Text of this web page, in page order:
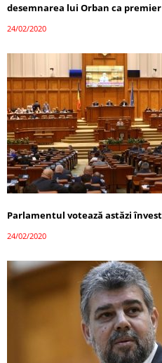
desemnarea lui Orban ca premier
24/02/2020
Parlamentul votează astăzi
24/02/2020